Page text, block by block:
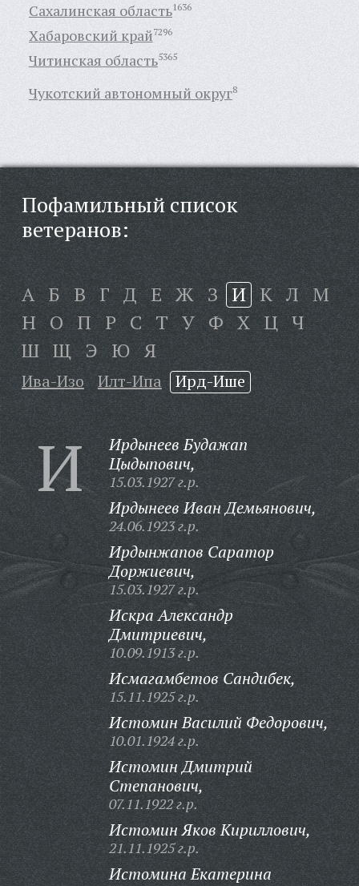
Сахалинская область1636
Хабаровский край7296
Читинская область5365
Чукотский автономный округ8
Пофамильный список
ветеранов:
А Б В Г Д Е Ж З И К Л М
Н О П Р С Т У Ф Х Ц Ч
Ш Щ Э Ю Я
Ива-Изо Илт-Ипа Ирд-Ише
И
Ирдынеев Будажап
Цыдыпович,
15.03.1927 г.р.
Ирдынеев Иван Демьянович,
24.06.1923 г.р.
Ирдынжапов Саратор
Доржиевич,
15.03.1927 г.р.
Искра Александр
Дмитриевич,
10.09.1913 г.р.
Исмагамбетов Сандибек,
15.11.1925 г.р.
Истомин Василий Федорович,
10.01.1924 г.р.
Истомин Дмитрий
Степанович,
07.11.1922 г.р.
Истомин Яков Кириллович,
21.11.1925 г.р.
Истомина Екатерина